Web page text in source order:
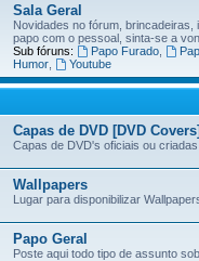
Sala Geral
Novidades no fórum,
papo com o pessoal, sinta-se a
Sub fóruns:
Papo Furado,
Humor
Youtube
Capas de DVD [DVD
Capas de DVD's oficiais ou
Wallpapers
Lugar para disponibilizar
Papo Geral
Poste aqui todo tipo de assunto